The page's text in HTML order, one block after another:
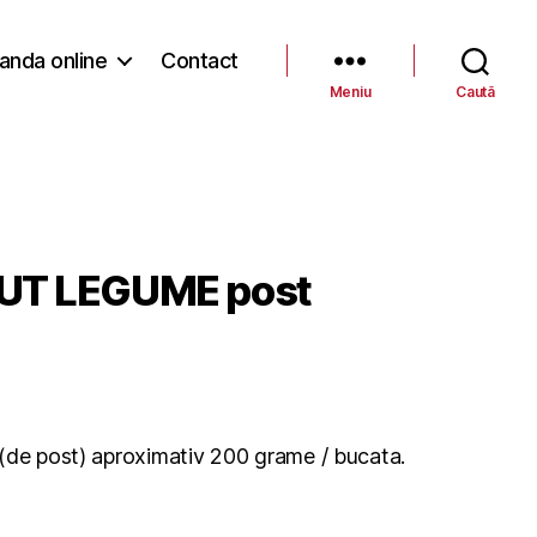
online Contact
Meniu Caută
LEGUME post
post) aproximativ 200 grame / bucata.